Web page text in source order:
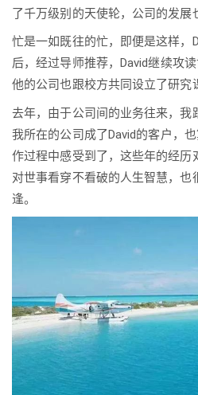
了千万级别的天使轮，公司的发展
忙是一如既往的忙，即便是这样，
后，经过导师推荐，David继续攻
他的公司也跟校方共同设立了研究
去年，由于公司间的业务往来，我
我所在的公司成了David的客户，
作过程中感受到了，这些年的经
对世事看穿不看破的人生智慧，
逢。